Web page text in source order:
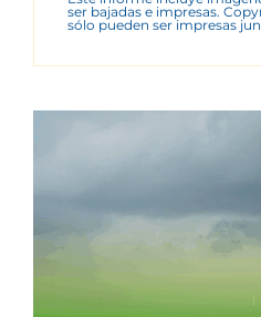
ser bajadas e impresas.
sólo pueden ser impresas